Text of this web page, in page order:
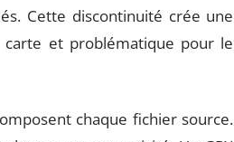
Cette discontinuité crée une
et problématique pour le
chaque fichier source.